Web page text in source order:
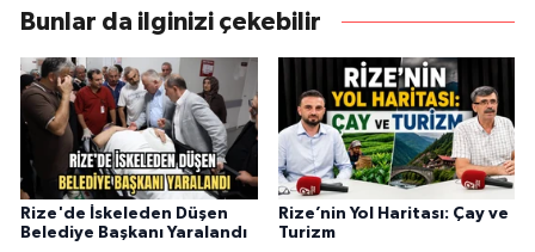
Bunlar da ilginizi çekebilir
Rize'de İskeleden Düşen
Belediye Başkanı Yaralandı
Rize’nin Yol Haritası: Çay ve
Turizm